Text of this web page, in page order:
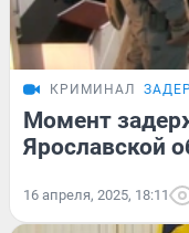
КРИМИНАЛ
Момент
Ярославской
16 апреля, 2025, 18:11